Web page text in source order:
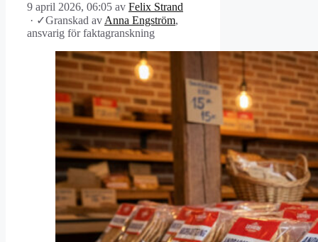
9 april 2026, 06:05 av Felix Strand
· ✓Granskad av Anna Engström,
ansvarig för faktagranskning